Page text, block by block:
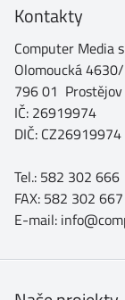
Kontakty
Computer Media
Olomoucká
796 01 Prostějov
IČ: 26919974
DIČ: CZ26919974
Tel.: 582 302 666
FAX: 582 302 667
E-mail: